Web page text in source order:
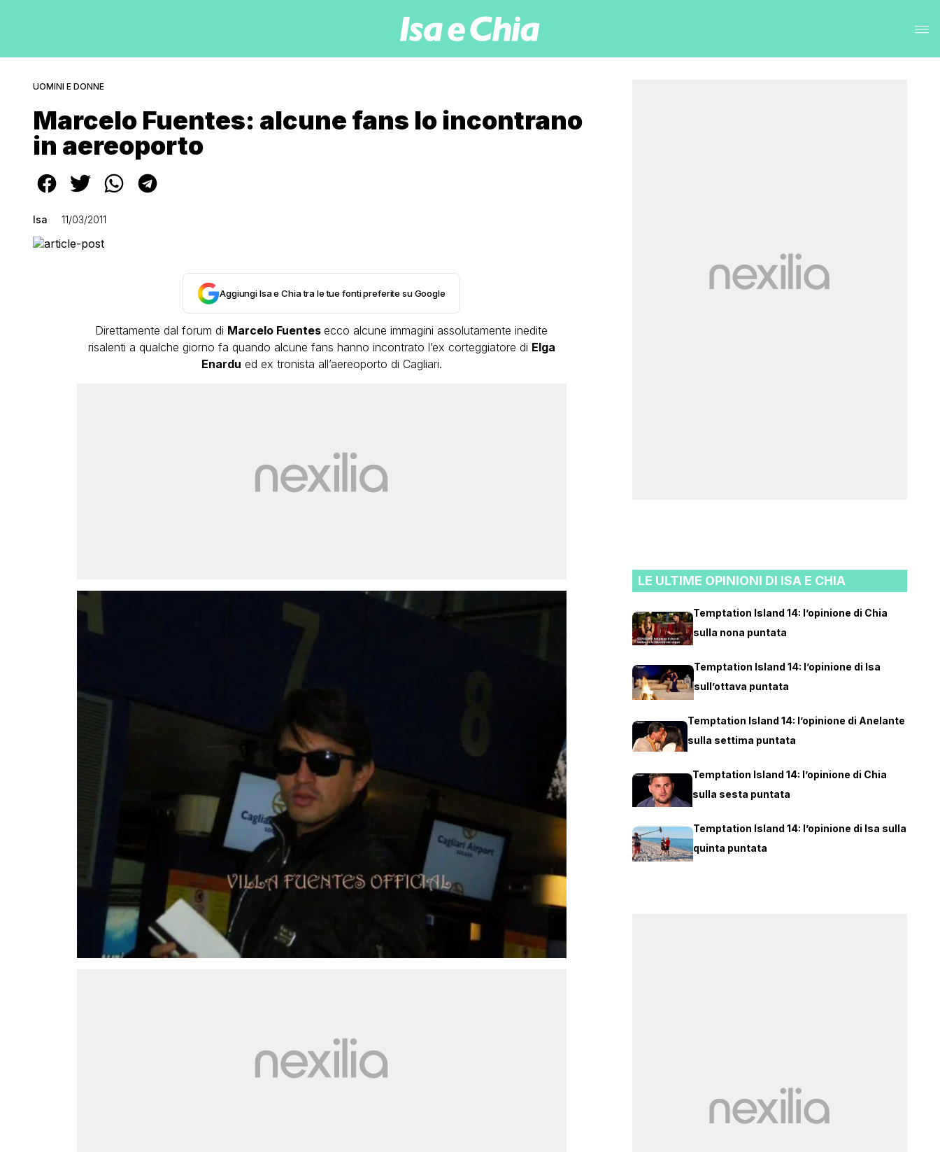
UOMINI E DONNE
Marcelo Fuentes: alcune fans lo incontrano
in aereoporto
Isa 11/03/2011
Aggiungi Isa e Chia tra le tue fonti preferite su Google
Direttamente dal forum di Marcelo Fuentes ecco alcune immagini assolutamente inedite
risalenti a qualche giorno fa quando alcune fans hanno incontrato l’ex corteggiatore di Elga
Enardu ed ex tronista all’aereoporto di Cagliari.
LE ULTIME OPINIONI DI ISA E CHIA
Temptation Island 14: l’opinione di Chia
sulla nona puntata
Temptation Island 14: l’opinione di Isa
sull’ottava puntata
Temptation Island 14: l’opinione di Anelante
sulla settima puntata
Temptation Island 14: l’opinione di Chia
sulla sesta puntata
Temptation Island 14: l’opinione di Isa sulla
quinta puntata